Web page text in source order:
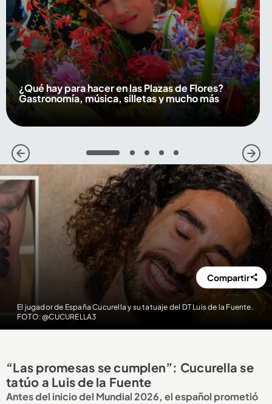
¿Qué hay para hacer en las Plazas de Flores?
Gastronomía, música, silletas y mucho más
1 2 3 4 5
El jugador de España Cucurella y su tatuaje del DT Luis de la Fuente.
FOTO: @CUCURELLA3
Compartir
“Las promesas se cumplen”: Cucurella se
tatúo a Luis de la Fuente
Antes del inicio del Mundial 2026, el español prometió